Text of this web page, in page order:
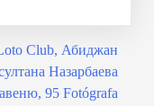
Club, Абиджан
Назарбаева
авеню, 95 Fotógrafa